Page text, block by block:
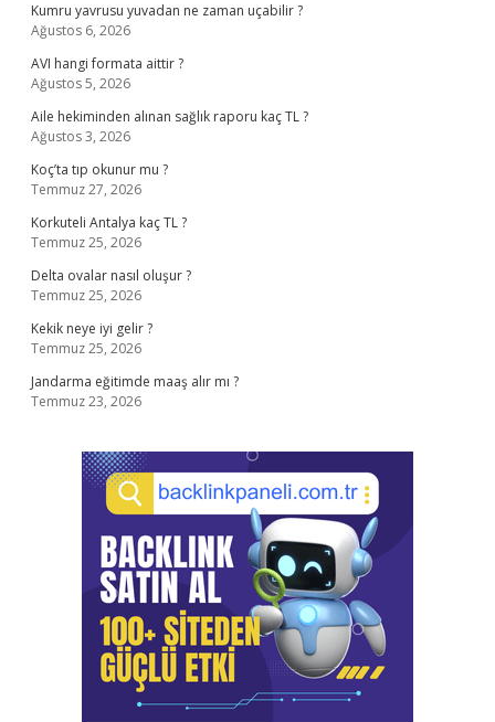
Kumru yavrusu yuvadan ne zaman uçabilir ?
Ağustos 6, 2026
AVI hangi formata aittir ?
Ağustos 5, 2026
Aile hekiminden alınan sağlık raporu kaç TL ?
Ağustos 3, 2026
Koç’ta tıp okunur mu ?
Temmuz 27, 2026
Korkuteli Antalya kaç TL ?
Temmuz 25, 2026
Delta ovalar nasıl oluşur ?
Temmuz 25, 2026
Kekik neye iyi gelir ?
Temmuz 25, 2026
Jandarma eğitimde maaş alır mı ?
Temmuz 23, 2026